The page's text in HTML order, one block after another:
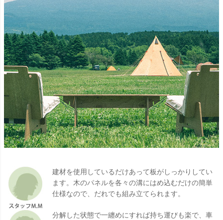
建材を使用しているだけあって板がしっかりしてい
ます。木のパネルを各々の溝にはめ込むだけの簡単
仕様なので、だれでも組み立てられます。
分解した状態で一纏めにすれば持ち運びも楽で、車